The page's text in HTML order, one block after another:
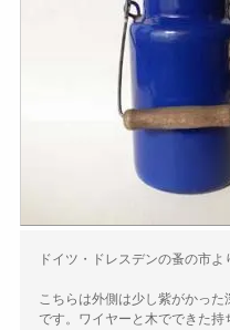
ドイツ・ドレスデンの蚤の市
こちらは外側は少し紫がかっ
です。ワイヤーと木でできた持